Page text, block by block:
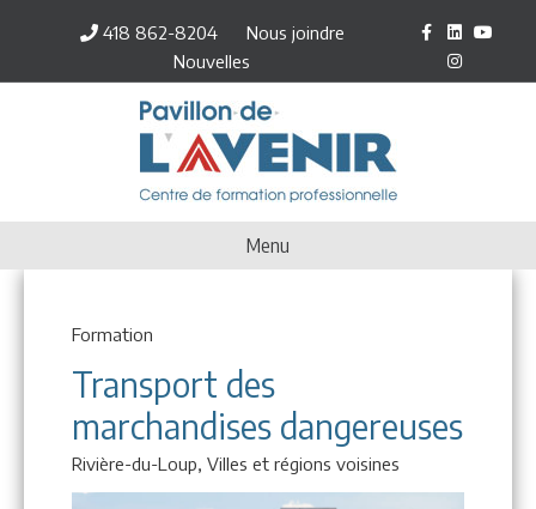
418 862-8204
Nous joindre
Nouvelles
Facebook
LinkedinYoutube
Menu
Formation
Transport des
marchandises dangereuses
Rivière-du-Loup, Villes et régions voisines